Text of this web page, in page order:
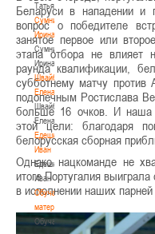
Татьяна
Сумникова
Ирина
Сумникова
Ирина
Швайбович
Елена
Швайбович
Елена
Едешко
Иван
Едешко
Иван
Обучающие
материалы
Обучающие
Беларуси в нападении и
вопрос о победителе
занятое первое или
этапа отбора не влияет
раунда квалификации,
субботнему матчу
подопечным Ростислава
больше 16 очков. И наша
этой цели: благодаря
белорусская сборная
Однако нацкоманде не
итоге Португалия
в исполнении наших парней